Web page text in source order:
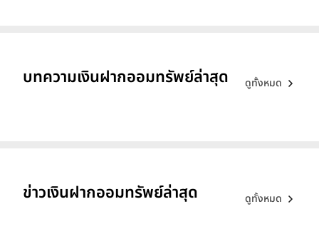
บทความเงินฝากออมทรัพย์ล่าสุด ดูทั้งหมด
ข่าวเงินฝากออมทรัพย์ล่าสุด ดูทั้งหมด